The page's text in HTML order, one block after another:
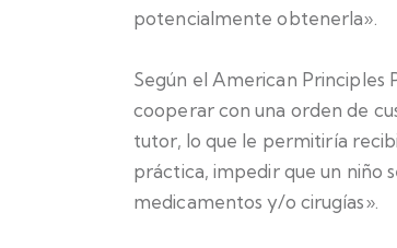
potencialmente obtenerla».
Según el American Principles
cooperar con una orden de
tutor, lo que le permitiría
práctica, impedir que un niño
medicamentos y/o cirugías».